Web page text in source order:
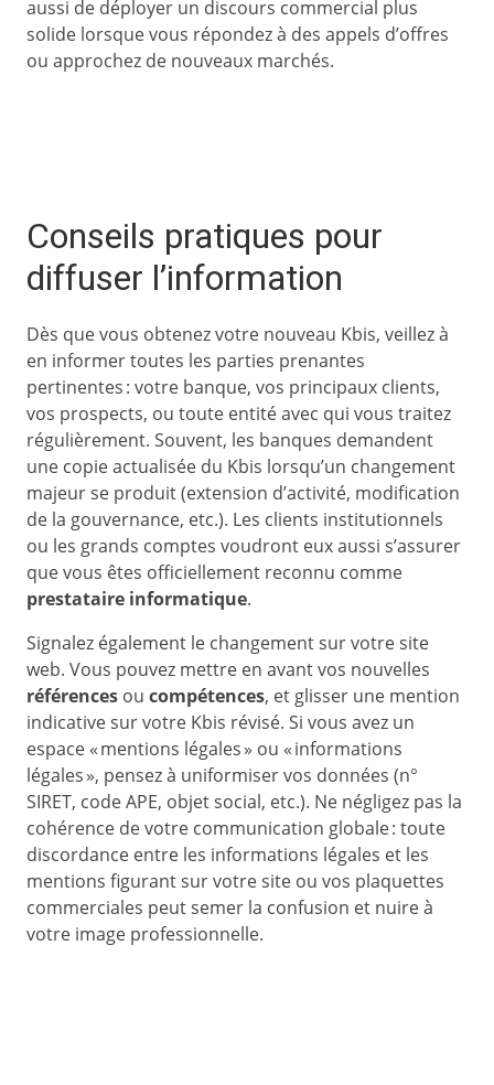
aussi de déployer un discours commercial plus
solide lorsque vous répondez à des appels d’offres
ou approchez de nouveaux marchés.
Conseils pratiques pour
diffuser l’information
Dès que vous obtenez votre nouveau Kbis, veillez à
en informer toutes les parties prenantes
pertinentes : votre banque, vos principaux clients,
vos prospects, ou toute entité avec qui vous traitez
régulièrement. Souvent, les banques demandent
une copie actualisée du Kbis lorsqu’un changement
majeur se produit (extension d’activité, modification
de la gouvernance, etc.). Les clients institutionnels
ou les grands comptes voudront eux aussi s’assurer
que vous êtes officiellement reconnu comme
prestataire informatique.
Signalez également le changement sur votre site
web. Vous pouvez mettre en avant vos nouvelles
références ou compétences, et glisser une mention
indicative sur votre Kbis révisé. Si vous avez un
espace « mentions légales » ou « informations
légales », pensez à uniformiser vos données (n°
SIRET, code APE, objet social, etc.). Ne négligez pas la
cohérence de votre communication globale : toute
discordance entre les informations légales et les
mentions figurant sur votre site ou vos plaquettes
commerciales peut semer la confusion et nuire à
votre image professionnelle.